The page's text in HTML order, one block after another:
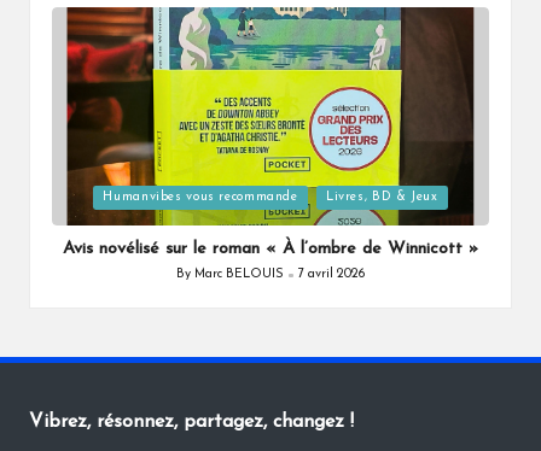
Posted
in
Humanvibes vous recommande Livres, BD & Jeux
Avis novélisé sur le roman « À l’ombre de Winnicott »
Posted
By Marc BELOUIS 7 avril 2026
Vibrez, résonnez, partagez, changez !